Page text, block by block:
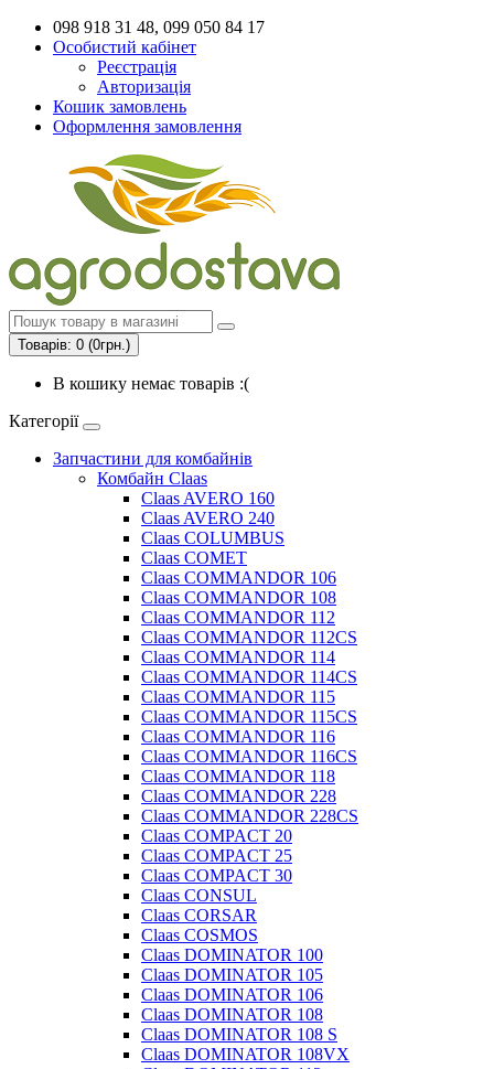
098 918 31 48, 099 050 84 17
Особистий кабінет
Реєстрація
Авторизація
Кошик замовлень
Оформлення замовлення
Товарів: 0 (0грн.)
В кошику немає товарів :(
Категорії
Запчастини для комбайнів
Комбайн Claas
Claas AVERO 160
Claas AVERO 240
Claas COLUMBUS
Claas COMET
Claas COMMANDOR 106
Claas COMMANDOR 108
Claas COMMANDOR 112
Claas COMMANDOR 112CS
Claas COMMANDOR 114
Claas COMMANDOR 114CS
Claas COMMANDOR 115
Claas COMMANDOR 115CS
Claas COMMANDOR 116
Claas COMMANDOR 116CS
Claas COMMANDOR 118
Claas COMMANDOR 228
Claas COMMANDOR 228CS
Claas COMPACT 20
Claas COMPACT 25
Claas COMPACT 30
Claas CONSUL
Claas CORSAR
Claas COSMOS
Claas DOMINATOR 100
Claas DOMINATOR 105
Claas DOMINATOR 106
Claas DOMINATOR 108
Claas DOMINATOR 108 S
Claas DOMINATOR 108VX